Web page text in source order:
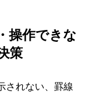
操作できな
策
されない、罫線